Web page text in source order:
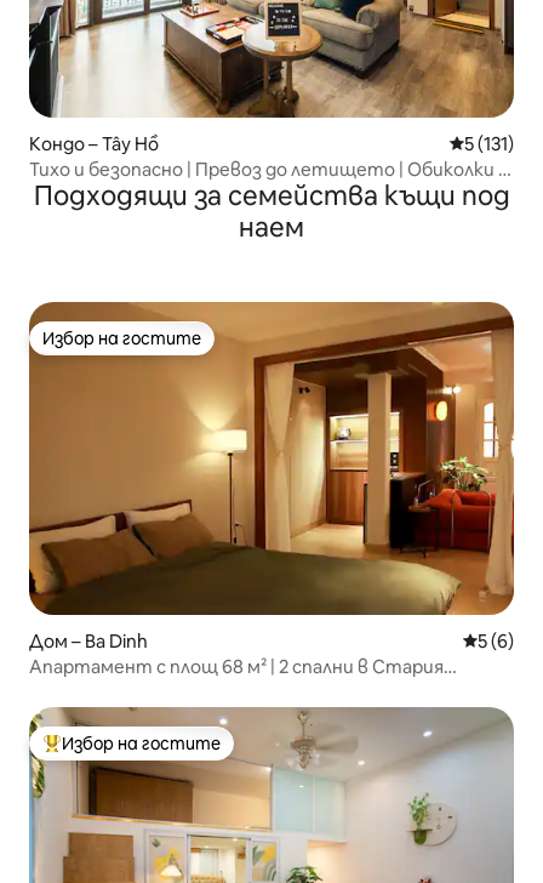
Кондо – Tây Hồ Средна
5 (131)
Тихо и безопасно | Превоз до летището | Обиколки и
услуги
Подходящи за семейства къщи под
наем
Избор на гостите
Избор на гостите
Дом – Ba Dinh Средна
5 (6)
Апартамент с площ 68 м² | 2 спални в Стария
Най-популярен избор на гостите
Избор на гостите